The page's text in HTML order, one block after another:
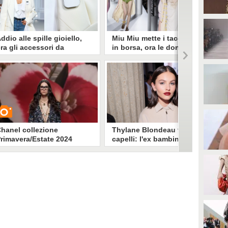
alle spille gioiello,
gli accessori da
alla giacca sono
smartphone
notato le piccole spille
alle giacche della
Coperni P/E 2024
a Parigi? Non si tratta
gioielli ma di dispositivi hi-
destinati a prendere il posto
smartphone.
collezione
Estate 2024
Miu Miu mette i tacchi alti
in borsa, ora le donne sono
libere di camminare
comodamente
La dittatura dello stiletto è finita e
ora anche la moda propone
calzature rasoterra adattandosi
alle esigenze di comfort delle
donne moderne. Miu Miu porta in
passerella un inno alla comodità.
Thylane Blondeau taglia i
capelli: l'ex bambina più
bella del mondo col